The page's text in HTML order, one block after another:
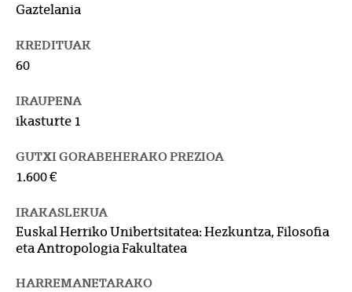
Gaztelania
KREDITUAK
60
IRAUPENA
ikasturte 1
GUTXI GORABEHERAKO PREZIOA
1.600 €
IRAKASLEKUA
Euskal Herriko Unibertsitatea: Hezkuntza, Filosofia
eta Antropologia Fakultatea
HARREMANETARAKO